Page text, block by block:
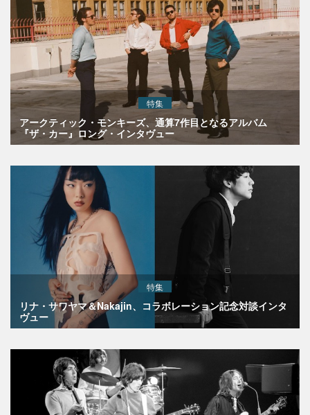
特集
アークティック・モンキーズ、通算7作目となるアルバム
『ザ・カー』ロング・インタヴュー
特集
リナ・サワヤマ＆Nakajin、コラボレーション記念対談インタ
ヴュー